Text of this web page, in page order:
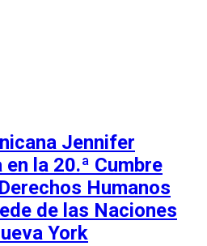
Jennifer
la 20.ª Cumbre
Humanos
de las Naciones
York